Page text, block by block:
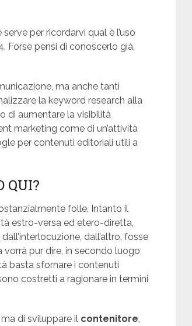
per ricordarvi qual è l’uso
pensi di conoscerlo già,
ma anche tanti
la keyword research alla
di aumentare la visibilità
marketing come di un’attività
per contenuti editoriali utili a
QUI?
folle. Intanto il
estro-versa ed etero-diretta,
dall’altro, fosse
vorrà pur dire, in secondo luogo
basta sfornare i contenuti
costretti a ragionare in termini
, ma di sviluppare il contenitore